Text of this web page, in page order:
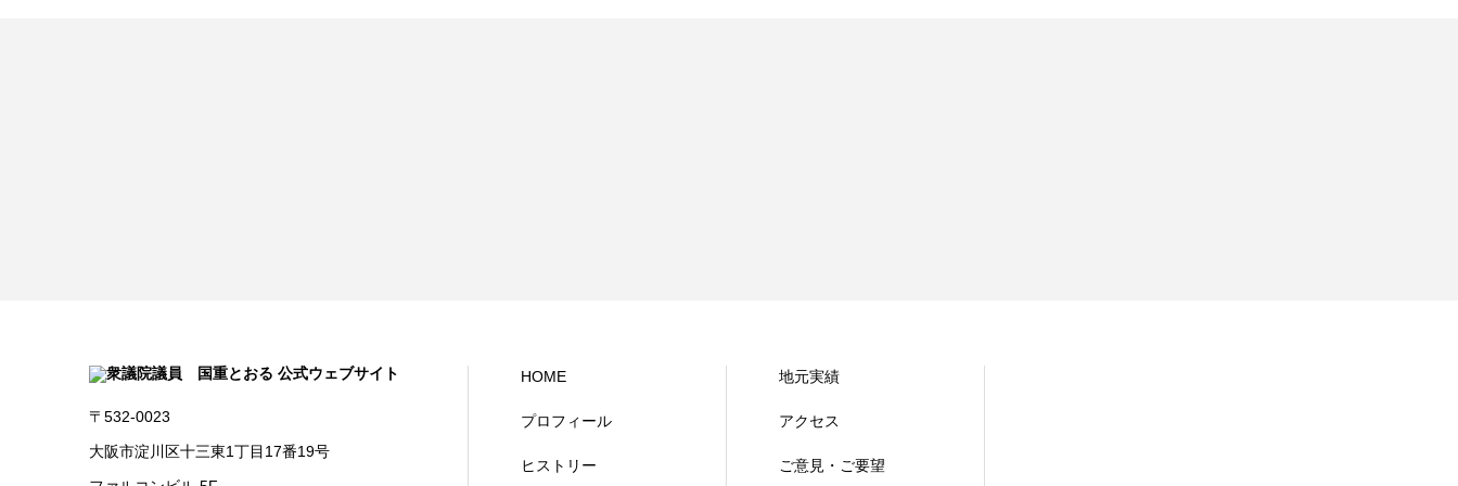
〒532-0023
大阪市淀川区十三東1丁目17番19号
HOME
プロフィール
ヒストリー
地元実績
アクセス
ご意見・ご要望